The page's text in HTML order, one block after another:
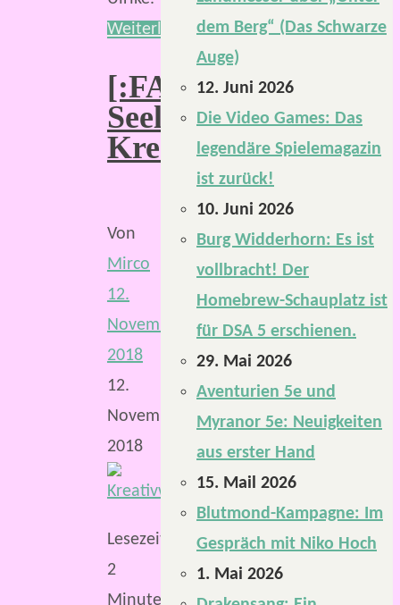
Weiterlesen
[:FATE:]
Seelenfänger
Kreativwettbewerb
Von
Mirco
12.
November
2018
12.
November
2018
Lesezeit:
2
Minuten
dem Berg“ (Das Schwarze
Auge)
12. Juni 2026
Die Video Games: Das
legendäre Spielemagazin
ist zurück!
10. Juni 2026
Burg Widderhorn: Es ist
vollbracht! Der
Homebrew-Schauplatz ist
für DSA 5 erschienen.
29. Mai 2026
Aventurien 5e und
Myranor 5e: Neuigkeiten
aus erster Hand
15. Mail 2026
Blutmond-Kampagne: Im
Gespräch mit Niko Hoch
1. Mai 2026